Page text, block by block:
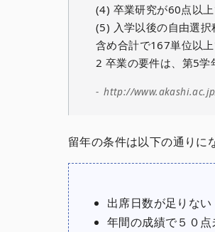
(4) 卒業研究が60点以上
(5) 入学以後の自由選
含め合計で167単位以上
2 卒業の要件は、第5学
http://
留年の条件は以下の通りに
出席日数が足りない
年間の成績で５０